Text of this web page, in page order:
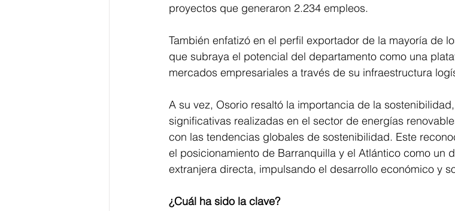
proyectos que generaron 2.234 empleos.
También enfatizó en el perfil exportador de la mayoría de
que subraya el potencial del departamento como una
mercados empresariales a través de su infraestructura
A su vez, Osorio resaltó la importancia de la
significativas realizadas en el sector de energías
con las tendencias globales de sostenibilidad. Este
el posicionamiento de Barranquilla y el Atlántico como un
extranjera directa, impulsando el desarrollo económico y
¿Cuál ha sido la clave?